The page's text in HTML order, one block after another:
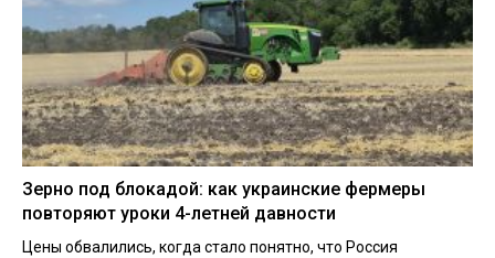
Зерно под блокадой: как украинские фермеры
повторяют уроки 4-летней давности
Цены обвалились, когда стало понятно, что Россия